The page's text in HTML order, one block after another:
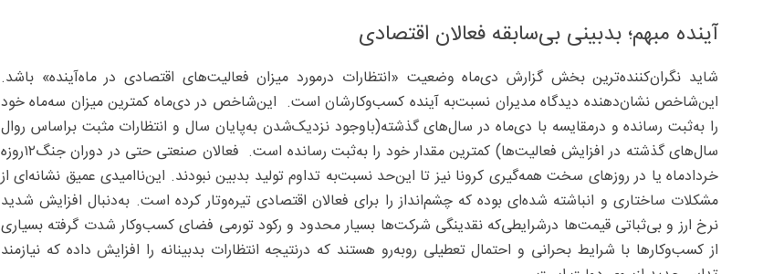
آینده مبهم؛ بدبینی بی‌سابقه فعالان اقتصادی
شاید نگران‌کننده‌ترین بخش گزارش دی‌ماه وضعیت «انتظارات درمورد میزان فعالیت‌های اقتصادی در ماه‌آینده» باشد.
این‌شاخص نشان‌دهنده دیدگاه مدیران نسبت‌به ‌آینده کسب‌وکارشان است. این‌شاخص در دی‌ماه کمترین میزان سه‌ماه خود
را به‌ثبت رسانده و درمقایسه با دی‌ماه در سال‌های گذشته(باوجود نزدیک‌شدن به‌پایان سال و انتظارات مثبت براساس روال
سال‌های گذشته در افزایش فعالیت‌ها) کمترین مقدار خود را به‌ثبت رسانده است. فعالان صنعتی حتی در دوران جنگ۱۲‌روزه
خردادماه یا در روزهای سخت همه‌گیری کرونا نیز تا این‌حد نسبت‌به ‌تداوم تولید بدبین نبودند. این‌ناامیدی عمیق نشانه‌ای از
مشکلات ساختاری و انباشته شده‌ای بوده که چشم‌انداز را برای فعالان اقتصادی تیره‌وتار کرده است. به‌دنبال افزایش شدید
نرخ ارز و بی‌ثباتی قیمت‌ها درشرایطی‌که نقدینگی شرکت‌ها بسیار محدود و رکود تورمی فضای کسب‌وکار شدت گرفته بسیاری
از کسب‌وکارها با شرایط بحرانی و احتمال تعطیلی روبه‌رو هستند که درنتیجه انتظارات بدبینانه را افزایش داده که نیازمند